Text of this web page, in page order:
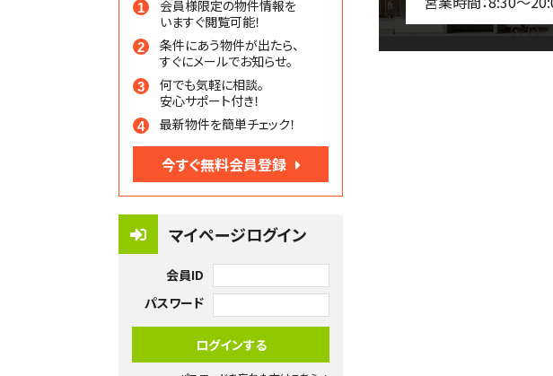
会員様限定の物件情報を
いますぐ閲覧可能！
条件にあう物件が出たら、
すぐにメールでお知らせ。
何でも気軽に相談。
安心サポート付き！
最新物件を簡単チェック！
今すぐ無料会員登録
マイページログイン
会員ID
パスワード